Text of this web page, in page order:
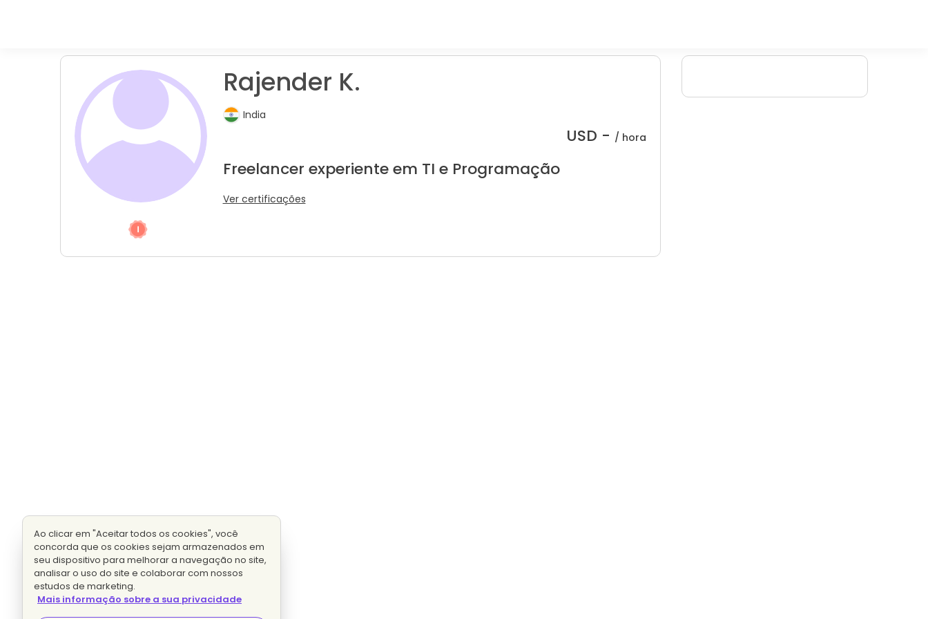
Rajender K.
India
USD - / hora
Freelancer experiente em TI e Programação
Ver certificações
Ao clicar em "Aceitar todos os cookies", você
concorda que os cookies sejam armazenados em
seu dispositivo para melhorar a navegação no site,
analisar o uso do site e colaborar com nossos
estudos de marketing.
Mais informação sobre a sua privacidade